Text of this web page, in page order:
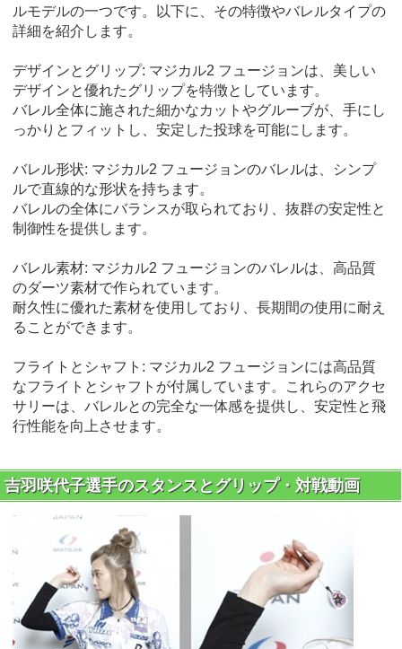
ルモデルの一つです。以下に、その特徴やバレルタイプの
詳細を紹介します。
デザインとグリップ: マジカル2 フュージョンは、美しい
デザインと優れたグリップを特徴としています。
バレル全体に施された細かなカットやグルーブが、手にし
っかりとフィットし、安定した投球を可能にします。
バレル形状: マジカル2 フュージョンのバレルは、シンプ
ルで直線的な形状を持ちます。
バレルの全体にバランスが取られており、抜群の安定性と
制御性を提供します。
バレル素材: マジカル2 フュージョンのバレルは、高品質
のダーツ素材で作られています。
耐久性に優れた素材を使用しており、長期間の使用に耐え
ることができます。
フライトとシャフト: マジカル2 フュージョンには高品質
なフライトとシャフトが付属しています。これらのアクセ
サリーは、バレルとの完全な一体感を提供し、安定性と飛
行性能を向上させます。
吉羽咲代子選手のスタンスとグリップ・対戦動画